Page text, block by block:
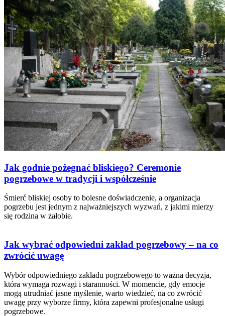
Jak godnie pożegnać bliskiego? Ceremonie
pogrzebowe w tradycji i współcześnie
Śmierć bliskiej osoby to bolesne doświadczenie, a organizacja
pogrzebu jest jednym z najważniejszych wyzwań, z jakimi mierzy
się rodzina w żałobie.
Jak wybrać odpowiedni zakład pogrzebowy – na co
zwrócić uwagę
Wybór odpowiedniego zakładu pogrzebowego to ważna decyzja,
która wymaga rozwagi i staranności. W momencie, gdy emocje
mogą utrudniać jasne myślenie, warto wiedzieć, na co zwrócić
uwagę przy wyborze firmy, która zapewni profesjonalne usługi
pogrzebowe.